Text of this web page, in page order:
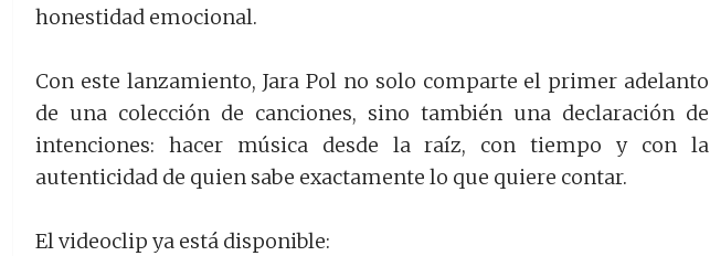
honestidad emocional.
Con este lanzamiento, Jara Pol no solo comparte el primer adelanto
de una colección de canciones, sino también una declaración de
intenciones: hacer música desde la raíz, con tiempo y con la
autenticidad de quien sabe exactamente lo que quiere contar.
El videoclip ya está disponible: